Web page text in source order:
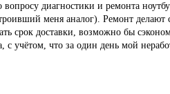
диагностики и ремонта
меня аналог). Ремонт
срок доставки, возможно бы
учётом, что за один день мой